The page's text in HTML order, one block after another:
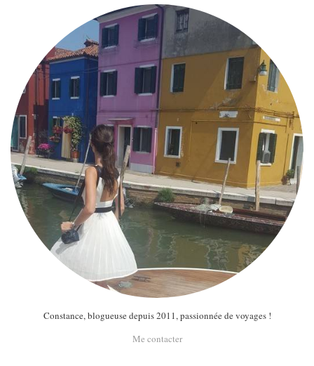
DIVERSES BOX
DIY
ME CONTACTER
A PROPOS
PARUTIONS ET PARTENARIATS
Constance, blogueuse depuis 2011, passionnée de voyages !
Me contacter